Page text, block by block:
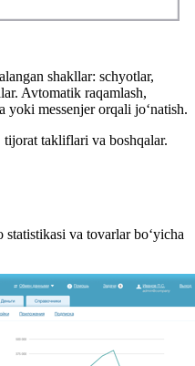
shakllar: schyotlar,
Avtomatik raqamlash,
yoki messenjer orqali jo‘natish.
takliflari va boshqalar.
va tovarlar bo‘yicha